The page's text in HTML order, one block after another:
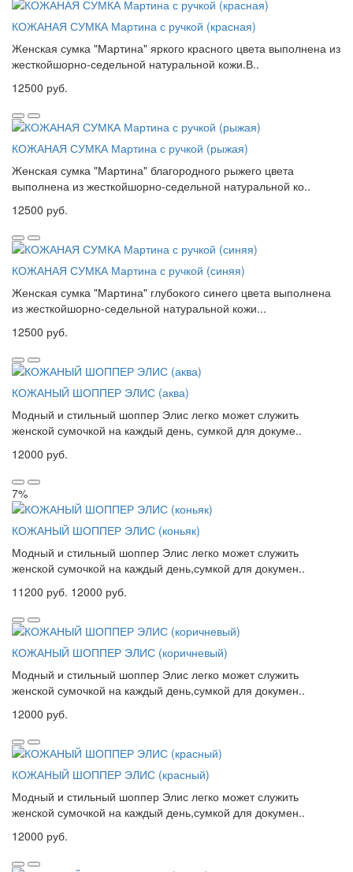
КОЖАНАЯ СУМКА Мартина с ручкой (красная)
Женская сумка "Мартина" яркого красного цвета выполнена из
жесткойшорно-седельной натуральной кожи.В..
12500 руб.
КОЖАНАЯ СУМКА Мартина с ручкой (рыжая)
Женская сумка "Мартина" благородного рыжего цвета
выполнена из жесткойшорно-седельной натуральной ко..
12500 руб.
КОЖАНАЯ СУМКА Мартина с ручкой (синяя)
Женская сумка "Мартина" глубокого синего цвета выполнена
из жесткойшорно-седельной натуральной кожи...
12500 руб.
КОЖАНЫЙ ШОППЕР ЭЛИС (аква)
Модный и стильный шоппер Элис легко может служить
женской сумочкой на каждый день, сумкой для докуме..
12000 руб.
7%
КОЖАНЫЙ ШОППЕР ЭЛИС (коньяк)
Модный и стильный шоппер Элис легко может служить
женской сумочкой на каждый день,сумкой для докумен..
11200 руб. 12000 руб.
КОЖАНЫЙ ШОППЕР ЭЛИС (коричневый)
Модный и стильный шоппер Элис легко может служить
женской сумочкой на каждый день,сумкой для докумен..
12000 руб.
КОЖАНЫЙ ШОППЕР ЭЛИС (красный)
Модный и стильный шоппер Элис легко может служить
женской сумочкой на каждый день,сумкой для докумен..
12000 руб.